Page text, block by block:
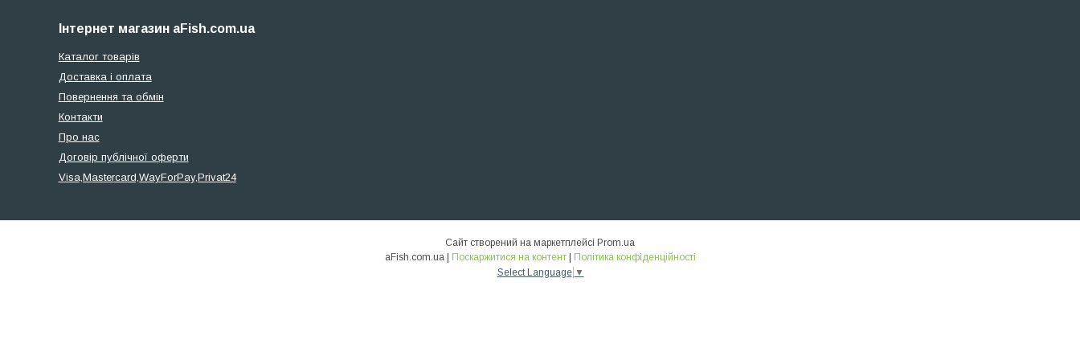
Інтернет магазин aFish.com.ua
Каталог товарів
Доставка і оплата
Повернення та обмін
Контакти
Про нас
Договір публічної оферти
Visa,Mastercard,WayForPay,Privat24
Сайт створений на маркетплейсі Prom.ua
aFish.com.ua | Поскаржитися на контент | Політика конфіденційності
Select Language ▼